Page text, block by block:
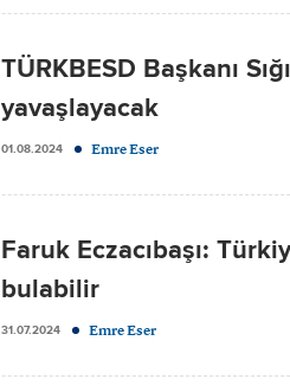
TÜRKBESD Başkanı
yavaşlayacak
01.08.2024 Emre Eser
Faruk Eczacıbaşı:
bulabilir
31.07.2024 Emre Eser